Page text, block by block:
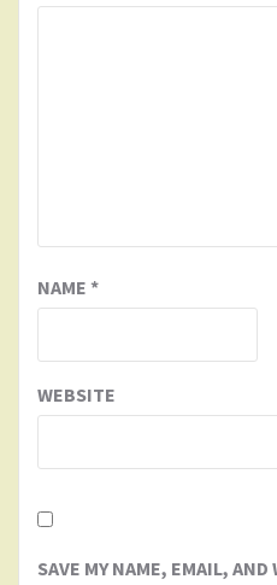
NAME *
WEBSITE
SAVE MY NAME, EMAIL,